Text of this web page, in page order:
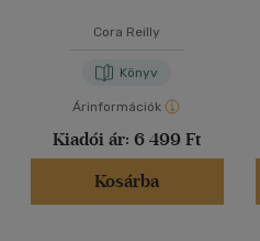
Cora Reilly
Könyv
Árinformációk
Kiadói ár: 6 499 Ft
Kosárba